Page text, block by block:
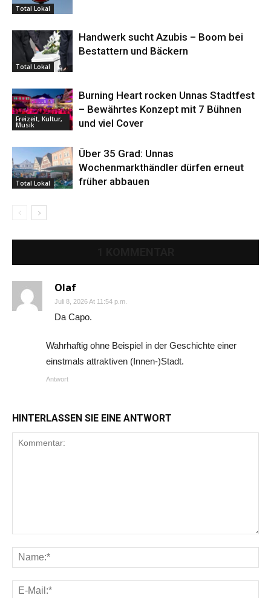
Total Lokal
Total Lokal
Handwerk sucht Azubis – Boom bei
Bestattern und Bäckern
Freizeit, Kultur,
Musik
Burning Heart rocken Unnas Stadtfest
– Bewährtes Konzept mit 7 Bühnen
und viel Cover
Total Lokal
Über 35 Grad: Unnas
Wochenmarkthändler dürfen erneut
früher abbauen
Olaf
Juli 8, 2026 At 11:54 p.m.
Da Capo.
Wahrhaftig ohne Beispiel in der Geschichte einer
einstmals attraktiven (Innen-)Stadt.
Antwort
HINTERLASSEN SIE EINE ANTWORT